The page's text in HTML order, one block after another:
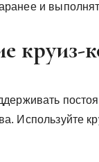
и
круиз-
Используйте